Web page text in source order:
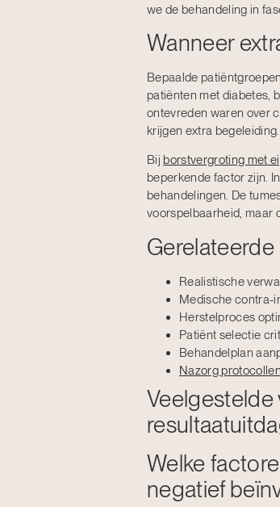
we de behandeling in
Wanneer
Bepaalde
patiënten met diabetes,
ontevreden waren over
krijgen extra begeleiding.
Bij borstvergroting met
beperkende factor zijn.
behandelingen. De
voorspelbaarheid, maar
Realistische
Medische contra-
Herstelproces
Patiënt selectie
Behandelplan
Nazorg protocollen
Welke
negatief